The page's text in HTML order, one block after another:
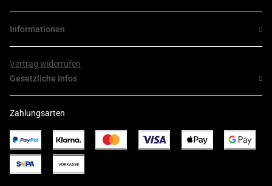
Informationen
Vertrag widerrufen
Gesetzliche Infos
Zahlungsarten